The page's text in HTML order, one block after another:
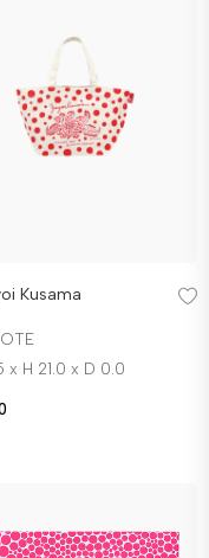
Kusama
x H 21.0 x D 0.0